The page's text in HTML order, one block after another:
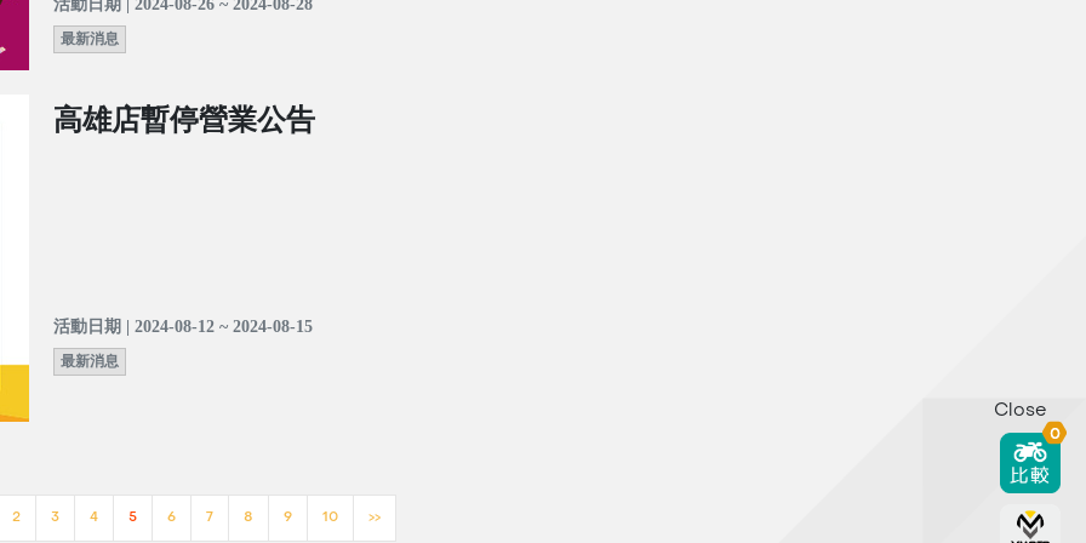
活動日期 | 2024-08-26 ~ 2024-08-28
最新消息
高雄店暫停營業公告
活動日期 | 2024-08-12 ~ 2024-08-15
最新消息
2 3 4 5 6 7 8 9 10 >>
Close
0